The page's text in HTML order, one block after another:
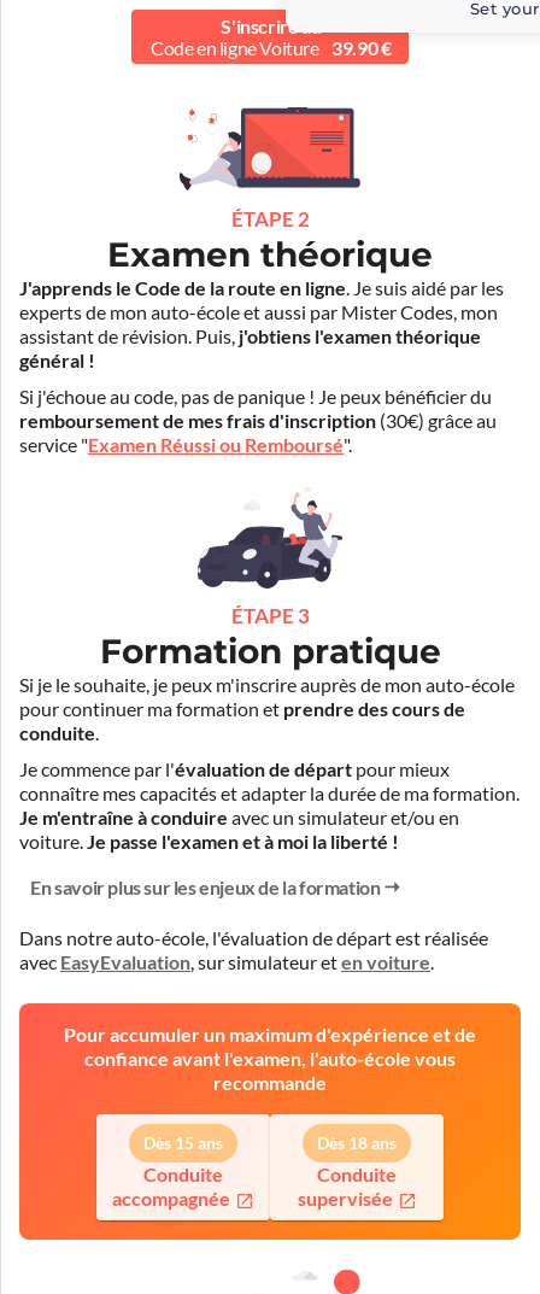
S'inscrire au
Code en ligne Voiture
39.90 €
ÉTAPE 2
Examen théorique
J'apprends le Code de la route en ligne. Je suis aidé par les
experts de mon auto-école et aussi par Mister Codes, mon
assistant de révision. Puis, j'obtiens l'examen théorique
général !
Si j'échoue au code, pas de panique ! Je peux bénéficier du
remboursement de mes frais d'inscription (30€) grâce au
service "Examen Réussi ou Remboursé".
ÉTAPE 3
Formation pratique
Si je le souhaite, je peux m'inscrire auprès de mon auto-école
pour continuer ma formation et prendre des cours de
conduite.
Je commence par l'évaluation de départ pour mieux
connaître mes capacités et adapter la durée de ma formation.
Je m'entraîne à conduire avec un simulateur et/ou en
voiture.Je passe l'examen et à moi la liberté !
En savoir plus sur les enjeux de la formation
Dans notre auto-école, l'évaluation de départ est réalisée
avec EasyEvaluation,sur simulateureten voiture.
Pour accumuler un maximum d'expérience et de
confiance avant l'examen, l'auto-école vous
recommande
Dès 15 ans
Conduite
accompagnée
Dès 18 ans
Conduite
supervisée
Set